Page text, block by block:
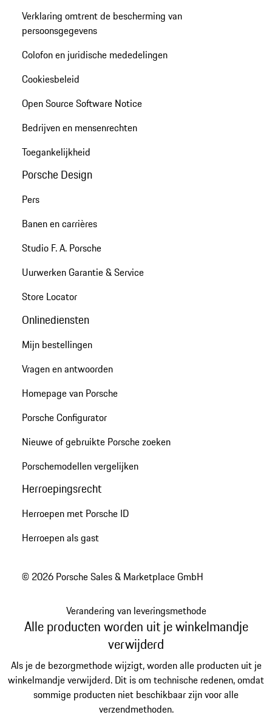
Verklaring omtrent de bescherming van
persoonsgegevens
Colofon en juridische mededelingen
Cookiesbeleid
Open Source Software Notice
Bedrijven en mensenrechten
Toegankelijkheid
Porsche Design
Pers
Banen en carrières
Studio F. A. Porsche
Uurwerken Garantie & Service
Store Locator
Onlinediensten
Mijn bestellingen
Vragen en antwoorden
Homepage van Porsche
Porsche Configurator
Nieuwe of gebruikte Porsche zoeken
Porschemodellen vergelijken
Herroepingsrecht
Herroepen met Porsche ID
Herroepen als gast
© 2026 Porsche Sales & Marketplace GmbH
Verandering van leveringsmethode
Alle producten worden uit je winkelmandje
verwijderd
Als je de bezorgmethode wijzigt, worden alle producten uit je
winkelmandje verwijderd. Dit is om technische redenen, omdat
sommige producten niet beschikbaar zijn voor alle
verzendmethoden.